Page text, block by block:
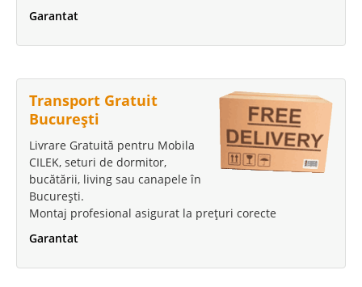
Garantat
Transport Gratuit
București
Livrare Gratuită pentru Mobila
CILEK, seturi de dormitor,
bucătării, living sau canapele în
București.
Montaj profesional asigurat la prețuri corecte
Garantat